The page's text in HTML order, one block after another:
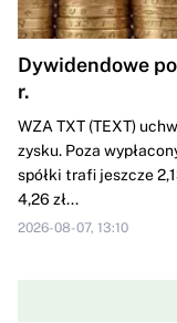
Dywidendowe
r.
WZA TXT (TEXT)
zysku. Poza
spółki trafi jeszcze
4,26 zł...
2026-08-07, 13:10